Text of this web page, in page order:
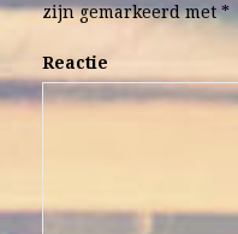
zijn gemarkeerd met*
Reactie